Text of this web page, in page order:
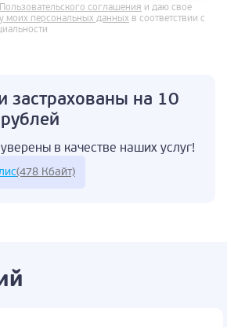
Пользовательского соглашения и даю свое
моих персональных данных в соответствии с
застрахованы на 10
уверены в качестве наших услуг!
(478 Кбайт)